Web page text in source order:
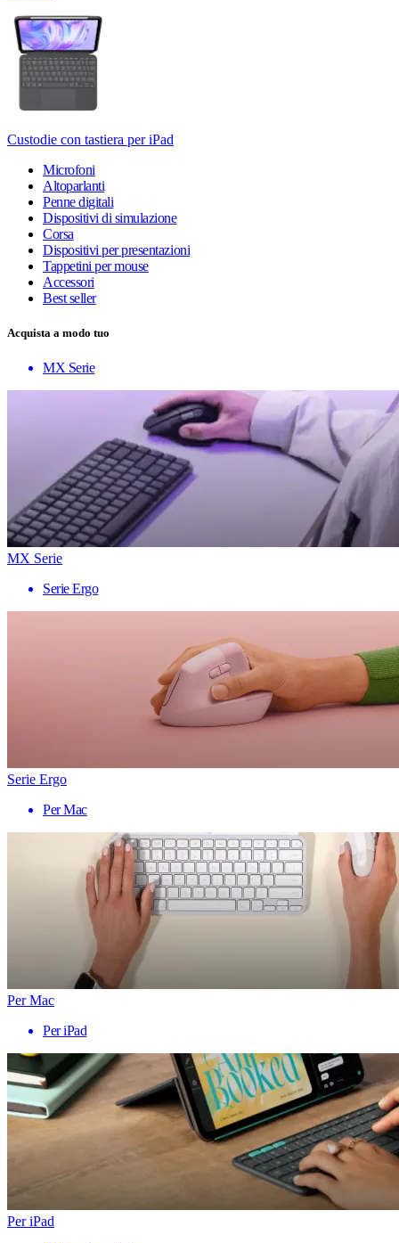
Custodie con tastiera per iPad
Microfoni
Altoparlanti
Penne digitali
Dispositivi di simulazione
Corsa
Dispositivi per presentazioni
Tappetini per mouse
Accessori
Best seller
Acquista a modo tuo
MX Serie
MX Serie
Serie Ergo
Serie Ergo
Per Mac
Per Mac
Per iPad
Per iPad